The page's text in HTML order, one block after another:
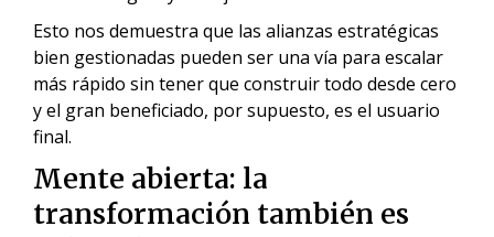
Esto nos demuestra que las alianzas estratégicas
bien gestionadas pueden ser una vía para escalar
más rápido sin tener que construir todo desde cero
y el gran beneficiado, por supuesto, es el usuario
final.
Mente abierta: la
transformación también es